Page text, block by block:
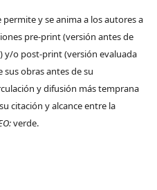
y se anima a los autores a
pre-print (versión antes de
y/o post-print (versión evaluada
sus obras antes de su
y difusión más temprana
citación y alcance entre la
verde.